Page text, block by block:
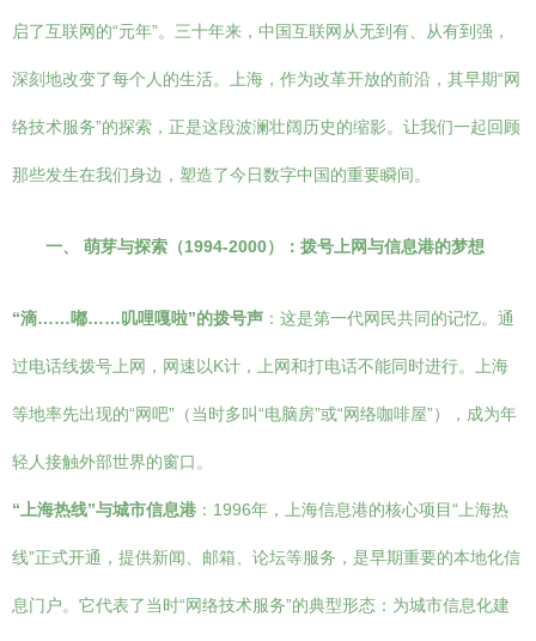
启了互联网的“元年”。三十年来，中国互联网从无到有、从有到强，
深刻地改变了每个人的生活。上海，作为改革开放的前沿，其早期“网
络技术服务”的探索，正是这段波澜壮阔历史的缩影。让我们一起回顾
那些发生在我们身边，塑造了今日数字中国的重要瞬间。
一、 萌芽与探索（1994-2000）：拨号上网与信息港的梦想
“滴……嘟……叽哩嘎啦”的拨号声 ：这是第一代网民共同的记忆。通
过电话线拨号上网，网速以K计，上网和打电话不能同时进行。上海
等地率先出现的“网吧”（当时多叫“电脑房”或“网络咖啡屋”），成为年
轻人接触外部世界的窗口。
“上海热线”与城市信息港 ：1996年，上海信息港的核心项目“上海热
线”正式开通，提供新闻、邮箱、论坛等服务，是早期重要的本地化信
息门户。它代表了当时“网络技术服务”的典型形态：为城市信息化建